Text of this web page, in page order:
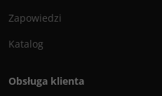
Zapowiedzi
Katalog
Obsługa klienta